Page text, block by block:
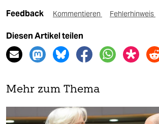
Feedback Kommentieren Fehlerhinweis
Diesen Artikel teilen
Mehr zum Thema